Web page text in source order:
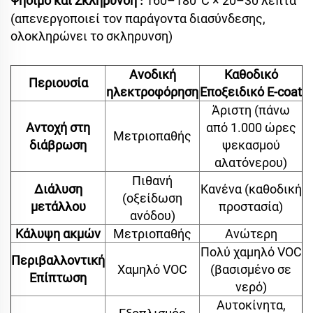
(απενεργοποιεί τον παράγοντα διασύνδεσης,
ολοκληρώνει το σκληρυνση)
Περιουσία
Ανοδική
ηλεκτροφόρηση
Καθοδικό
Εποξειδικό E-coat
Αντοχή στη
διάβρωση
Μετριοπαθής
Άριστη (πάνω
από 1.000 ώρες
ψεκασμού
αλατόνερου)
Διάλυση
μετάλλου
Πιθανή
(οξείδωση
ανόδου)
Κανένα (καθοδική
προστασία)
Κάλυψη ακμών
Μετριοπαθής
Ανώτερη
Περιβαλλοντική
Επίπτωση
Χαμηλό VOC
Πολύ χαμηλό VOC
(βασισμένο σε
νερό)
Αυτοκίνητα,